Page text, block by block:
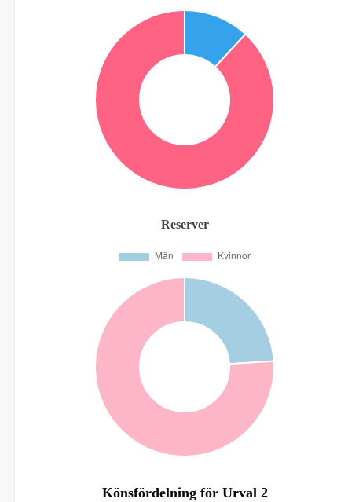
Reserver
Könsfördelning för Urval 2